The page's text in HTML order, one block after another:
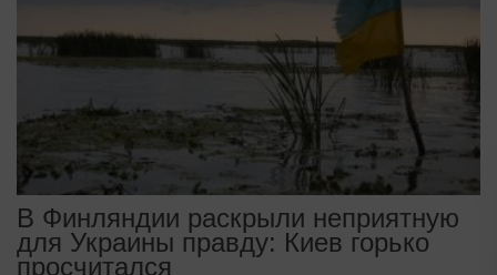
В Финляндии раскрыли неприятную
для Украины правду: Киев горько
просчитался